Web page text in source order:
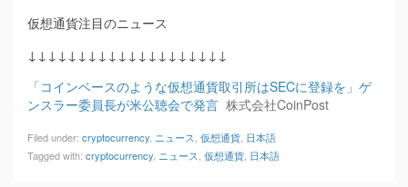
仮想通貨注目のニュース
↓↓↓↓↓↓↓↓↓↓↓↓↓↓↓↓↓↓↓↓
「コインベースのような仮想通貨取引所はSECに登録を」ゲ
ンスラー委員長が米公聴会で発言 株式会社CoinPost
Filed under: cryptocurrency ニュース 仮想通貨 日本語
Tagged with: cryptocurrency ニュース 仮想通貨 日本語